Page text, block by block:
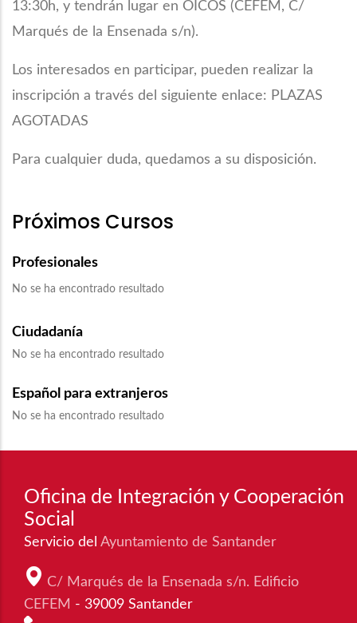
13:30h, y tendrán lugar en OICOS (CEFEM, C/
Marqués de la Ensenada s/n).
Los interesados en participar, pueden realizar la
inscripción a través del siguiente enlace: PLAZAS
AGOTADAS
Para cualquier duda, quedamos a su disposición.
Próximos Cursos
Profesionales
No se ha encontrado resultado
Ciudadanía
No se ha encontrado resultado
Español para extranjeros
No se ha encontrado resultado
Oficina de Integración y Cooperación
Social
Servicio del Ayuntamiento de Santander
C/ Marqués de la Ensenada s/n. Edificio
CEFEM - 39009 Santander